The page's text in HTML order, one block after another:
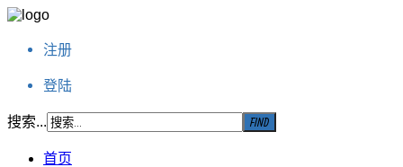
注册
登陆
搜索...
首页